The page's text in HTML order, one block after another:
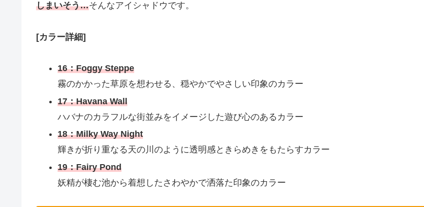
しまいそう…そんなアイシャドウです。
[カラー詳細]
16：Foggy Steppe
霧のかかった草原を想わせる、穏やかでやさしい印象のカラー
17：Havana Wall
ハバナのカラフルな街並みをイメージした遊び心のあるカラー
18：Milky Way Night
輝きが折り重なる天の川のように透明感ときらめきをもたらすカラー
19：Fairy Pond
妖精が棲む池から着想したさわやかで洒落た印象のカラー